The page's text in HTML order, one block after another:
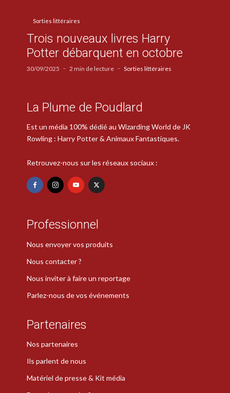
Sorties littéraires
Trois nouveaux livres Harry
Potter débarquent en octobre
30/09/2025 2 min de lecture Sorties littéraires
La Plume de Poudlard
Est un média 100% dédié au Wizarding World de JK
Rowling : Harry Potter & Animaux Fantastiques.
Retrouvez-nous sur les réseaux sociaux :
Professionnel
Nous envoyer vos produits
Nous contacter ?
Nous inviter à faire un reportage
Parlez-nous de vos événements
Partenaires
Nos partenaires
Ils parlent de nous
Matériel de presse & Kit média